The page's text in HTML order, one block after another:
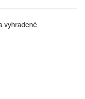
vyhradené